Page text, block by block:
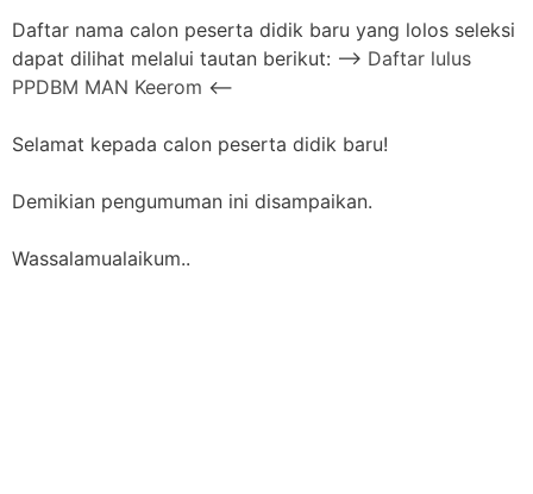
Daftar nama calon peserta didik baru yang lolos seleksi
dapat dilihat melalui tautan berikut: –> Daftar lulus
PPDBM MAN Keerom <–
Selamat kepada calon peserta didik baru!
Demikian pengumuman ini disampaikan.
Wassalamualaikum..